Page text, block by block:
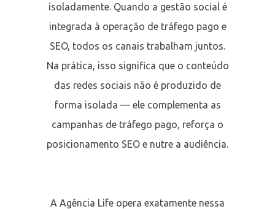
isoladamente. Quando a gestão social é
integrada à operação de tráfego pago e
SEO, todos os canais trabalham juntos.
Na prática, isso significa que o conteúdo
das redes sociais não é produzido de
forma isolada — ele complementa as
campanhas de tráfego pago, reforça o
posicionamento SEO e nutre a audiência.
A Agência Life opera exatamente nessa